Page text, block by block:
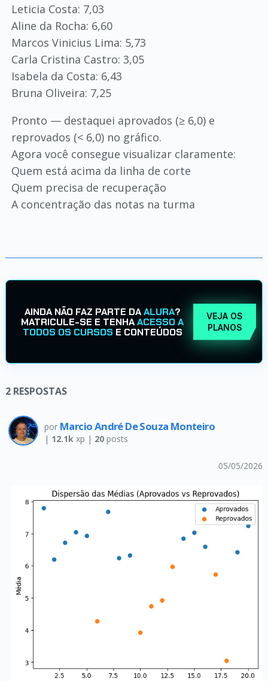
Leticia Costa: 7,03
Aline da Rocha: 6,60
Marcos Vinicius Lima: 5,73
Carla Cristina Castro: 3,05
Isabela da Costa: 6,43
Bruna Oliveira: 7,25
Pronto — destaquei aprovados (≥ 6,0) e
reprovados (< 6,0) no gráfico.
Agora você consegue visualizar claramente:
Quem está acima da linha de corte
Quem precisa de recuperação
A concentração das notas na turma
AINDA NÃO FAZ PARTE DAALURA?
MATRICULE-SE E TENHAACESSO A
TODOS OS CURSOS E CONTEÚDOS
VEJA OS
PLANOS
2 RESPOSTAS
por Marcio André De Souza Monteiro
| 12.1kxp | 20posts
05/05/2026